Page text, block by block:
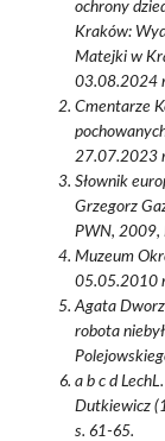
ochrony
Kraków:
Matejki w
03.08.2024
Cmentarze
27.07.2023
Słownik
Grzegorz
PWN,
Muzeum
05.05.2010
Agata
robota
a b c d
Dutkiewicz
s. 61-65.